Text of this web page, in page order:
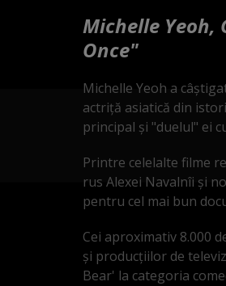
Michelle Yeoh,
Once"
Michelle Yeoh a
actriţă asiatică din
principal şi "duelul" ei
Printre celelalte filme
rus Alexei Navalnîi şi
pentru cel mai bun
Cei aproximativ 8.000
şi producţiilor de
Bear' la categoria